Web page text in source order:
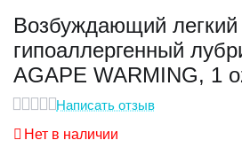
Возбуждающий легкий
гипоаллергенный
AGAPE WARMING, 1
Написать отзыв
Нет в наличии